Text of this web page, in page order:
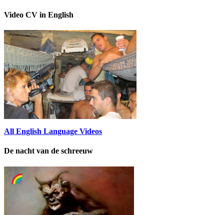
Video CV in English
All English Language Videos
De nacht van de schreeuw